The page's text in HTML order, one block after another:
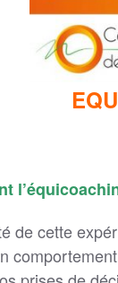
de cette